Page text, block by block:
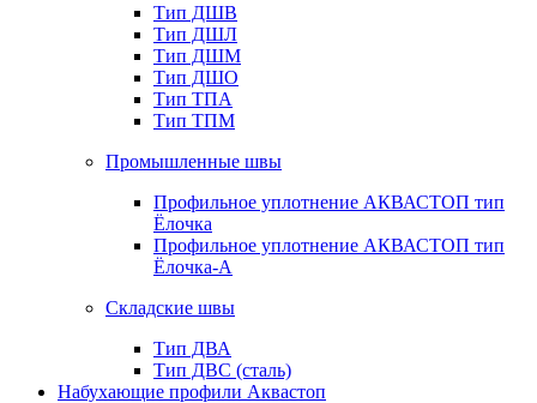
Тип ДШВ
Тип ДШЛ
Тип ДШМ
Тип ДШО
Тип ТПА
Тип ТПМ
Промышленные швы
Профильное уплотнение АКВАСТОП тип
Ёлочка
Профильное уплотнение АКВАСТОП тип
Ёлочка-А
Складские швы
Тип ДВА
Тип ДВС (сталь)
Набухающие профили Аквастоп